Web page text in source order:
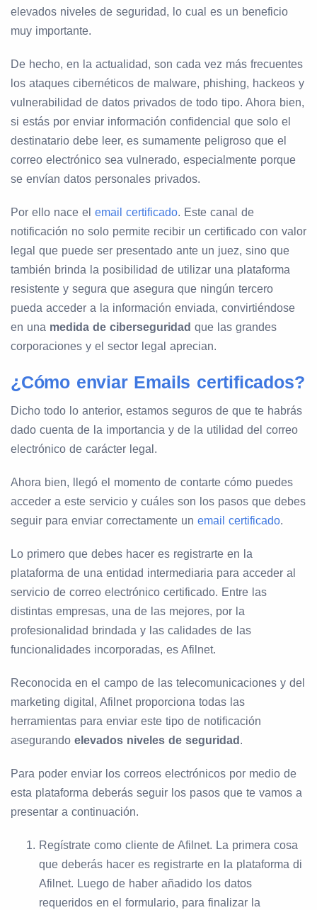
elevados niveles de seguridad, lo cual es un beneficio
muy importante.
De hecho, en la actualidad, son cada vez más frecuentes
los ataques cibernéticos de malware, phishing, hackeos y
vulnerabilidad de datos privados de todo tipo. Ahora bien,
si estás por enviar información confidencial que solo el
destinatario debe leer, es sumamente peligroso que el
correo electrónico sea vulnerado, especialmente porque
se envían datos personales privados.
Por ello nace el email certificado. Este canal de
notificación no solo permite recibir un certificado con valor
legal que puede ser presentado ante un juez, sino que
también brinda la posibilidad de utilizar una plataforma
resistente y segura que asegura que ningún tercero
pueda acceder a la información enviada, convirtiéndose
en una medida de ciberseguridad que las grandes
corporaciones y el sector legal aprecian.
¿Cómo enviar Emails certificados?
Dicho todo lo anterior, estamos seguros de que te habrás
dado cuenta de la importancia y de la utilidad del correo
electrónico de carácter legal.
Ahora bien, llegó el momento de contarte cómo puedes
acceder a este servicio y cuáles son los pasos que debes
seguir para enviar correctamente un email certificado.
Lo primero que debes hacer es registrarte en la
plataforma de una entidad intermediaria para acceder al
servicio de correo electrónico certificado. Entre las
distintas empresas, una de las mejores, por la
profesionalidad brindada y las calidades de las
funcionalidades incorporadas, es Afilnet.
Reconocida en el campo de las telecomunicaciones y del
marketing digital, Afilnet proporciona todas las
herramientas para enviar este tipo de notificación
asegurando elevados niveles de seguridad .
Para poder enviar los correos electrónicos por medio de
esta plataforma deberás seguir los pasos que te vamos a
presentar a continuación.
Regístrate como cliente de Afilnet. La primera cosa
que deberás hacer es registrarte en la plataforma di
Afilnet. Luego de haber añadido los datos
requeridos en el formulario, para finalizar la